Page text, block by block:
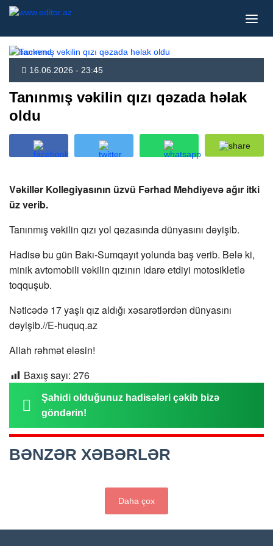
16.06.2026 - 23:45
Tanınmış vəkilin qızı qəzada həlak
oldu
Vəkillər Kollegiyasının üzvü Fərhad Mehdiyevə ağır itki
üz verib.
Tanınmış vəkilin qızı yol qəzasında dünyasını dəyişib.
Hadisə bu gün Bakı-Sumqayıt yolunda baş verib. Belə ki,
minik avtomobili vəkilin qızının idarə etdiyi motosikletlə
toqquşub.
Nəticədə 17 yaşlı qız aldığı xəsarətlərdən dünyasını
dəyişib.//E-huquq.az
Allah rəhmət eləsin!
Baxış sayı: 276
Şahidi olduğunuz hadisələri çəkib bizə
göndərin!
BƏNZƏR XƏBƏRLƏR
Daha çox